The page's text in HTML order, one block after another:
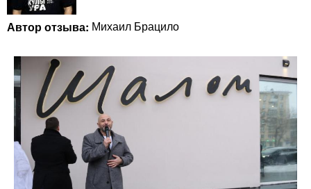
Автор отзыва: Михаил Брацило